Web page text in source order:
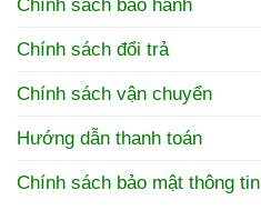
Chính sách bảo hành
Chính sách đổi trả
Chính sách vận chuyển
Hướng dẫn thanh toán
Chính sách bảo mật thông tin